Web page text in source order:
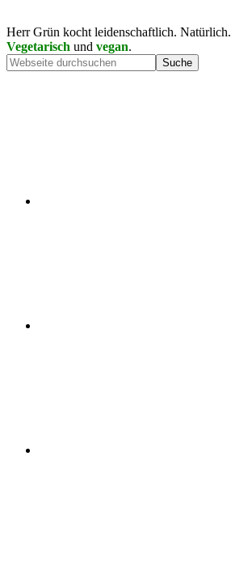
Herr Grün kocht leidenschaftlich. Natürlich.
Vegetarisch und vegan.